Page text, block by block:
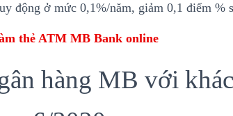
động ở mức 0,1%/năm, giảm 0,1 điểm %
thẻ ATM MB Bank online
hàng MB với